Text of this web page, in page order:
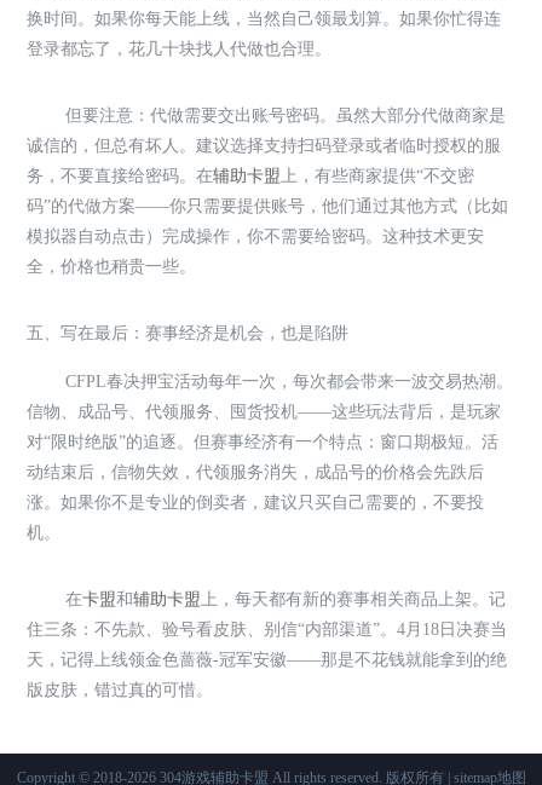
换时间。如果你每天能上线，当然自己领最划算。如果你忙得连
登录都忘了，花几十块找人代做也合理。
但要注意：代做需要交出账号密码。虽然大部分代做商家是
诚信的，但总有坏人。建议选择支持扫码登录或者临时授权的服
务，不要直接给密码。在辅助卡盟上，有些商家提供“不交密
码”的代做方案——你只需要提供账号，他们通过其他方式（比如
模拟器自动点击）完成操作，你不需要给密码。这种技术更安
全，价格也稍贵一些。
五、写在最后：赛事经济是机会，也是陷阱
CFPL春决押宝活动每年一次，每次都会带来一波交易热潮。
信物、成品号、代领服务、囤货投机——这些玩法背后，是玩家
对“限时绝版”的追逐。但赛事经济有一个特点：窗口期极短。活
动结束后，信物失效，代领服务消失，成品号的价格会先跌后
涨。如果你不是专业的倒卖者，建议只买自己需要的，不要投
机。
在卡盟和辅助卡盟上，每天都有新的赛事相关商品上架。记
住三条：不先款、验号看皮肤、别信“内部渠道”。4月18日决赛当
天，记得上线领金色蔷薇-冠军安徽——那是不花钱就能拿到的绝
版皮肤，错过真的可惜。
Copyright © 2018-2026 304游戏辅助卡盟 All rights reserved. 版权所有 | sitemap地图